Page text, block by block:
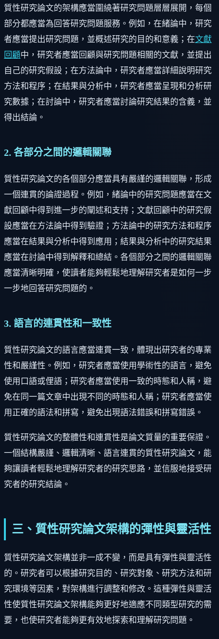
質性研究論文的架構應當圍繞著研究問題層層展開，每個
部分都應當為回答研究問題服務。例如，在緒論中，研究
者應當提出研究問題，並概述研究的目的和意義；在文獻
回顧中，研究者應當回顧與研究問題相關的文獻，並提出
自己的研究假設；在方法論中，研究者應當詳細說明研究
方法和程序；在結果與分析中，研究者應當呈現和分析研
究數據；在討論中，研究者應當討論研究結果的含義，並
得出結論。
2. 各部分之間的邏輯關聯
質性研究論文的各個部分應當具有嚴謹的邏輯關聯，形成
一個連貫的論證過程。例如，緒論中的研究問題應當在文
獻回顧中得到進一步的闡述和支持；文獻回顧中的研究假
設應當在方法論中得到驗證；方法論中的研究方法和程序
應當在結果與分析中得到應用；結果與分析中的研究結果
應當在討論中得到解釋和總結。各個部分之間的邏輯關聯
應當清晰明確，使讀者能夠輕鬆地理解研究者是如何一步
一步地回答研究問題的。
3. 語言的連貫性和一致性
質性研究論文的語言應當連貫一致，體現出研究者的專業
性和嚴謹性。例如，研究者應當使用學術性的語言，避免
使用口語或俚語；研究者應當使用一致的時態和人稱，避
免在同一篇文章中出現不同的時態和人稱；研究者應當使
用正確的語法和拼寫，避免出現語法錯誤和拼寫錯誤。
質性研究論文的整體性和連貫性是論文質量的重要保證。
一個結構嚴謹、邏輯清晰、語言連貫的質性研究論文，能
夠讓讀者輕鬆地理解研究者的研究思路，並信服地接受研
究者的研究結論。
三、質性研究論文架構的彈性與靈活性
質性研究論文架構並非一成不變，而是具有彈性與靈活性
的。研究者可以根據研究目的、研究對象、研究方法和研
究環境等因素，對架構進行調整和修改。這種彈性與靈活
性使質性研究論文架構能夠更好地適應不同類型研究的需
要，也使研究者能夠更有效地探索和理解研究問題。